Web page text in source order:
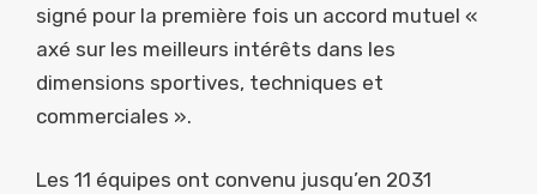
signé pour la première fois un accord mutuel «
axé sur les meilleurs intérêts dans les
dimensions sportives, techniques et
commerciales ».
Les 11 équipes ont convenu jusqu’en 2031